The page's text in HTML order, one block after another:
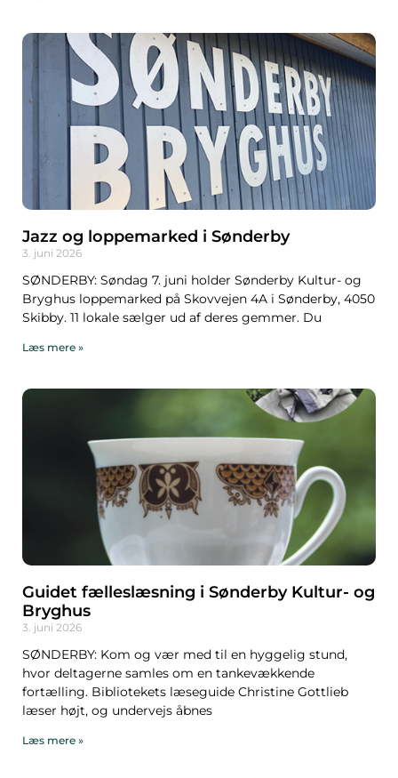
Jazz og loppemarked i Sønderby
3. juni 2026
SØNDERBY: Søndag 7. juni holder Sønderby Kultur- og
Bryghus loppemarked på Skovvejen 4A i Sønderby, 4050
Skibby. 11 lokale sælger ud af deres gemmer. Du
Læs mere »
Guidet fælleslæsning i Sønderby Kultur- og
Bryghus
3. juni 2026
SØNDERBY: Kom og vær med til en hyggelig stund,
hvor deltagerne samles om en tankevækkende
fortælling. Bibliotekets læseguide Christine Gottlieb
læser højt, og undervejs åbnes
Læs mere »